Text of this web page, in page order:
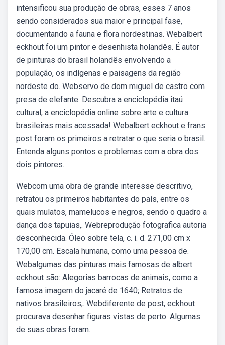
intensificou sua produção de obras, esses 7 anos
sendo considerados sua maior e principal fase,
documentando a fauna e flora nordestinas. Webalbert
eckhout foi um pintor e desenhista holandês. É autor
de pinturas do brasil holandês envolvendo a
população, os indígenas e paisagens da região
nordeste do. Webservo de dom miguel de castro com
presa de elefante. Descubra a enciclopédia itaú
cultural, a enciclopédia online sobre arte e cultura
brasileiras mais acessada! Webalbert eckhout e frans
post foram os primeiros a retratar o que seria o brasil.
Entenda alguns pontos e problemas com a obra dos
dois pintores.
Webcom uma obra de grande interesse descritivo,
retratou os primeiros habitantes do país, entre os
quais mulatos, mamelucos e negros, sendo o quadro a
dança dos tapuias,. Webreprodução fotografica autoria
desconhecida. Óleo sobre tela, c. i. d. 271,00 cm x
170,00 cm. Escala humana, como uma pessoa de.
Webalgumas das pinturas mais famosas de albert
eckhout são: Alegorias barrocas de animais, como a
famosa imagem do jacaré de 1640; Retratos de
nativos brasileiros,. Webdiferente de post, eckhout
procurava desenhar figuras vistas de perto. Algumas
de suas obras foram.